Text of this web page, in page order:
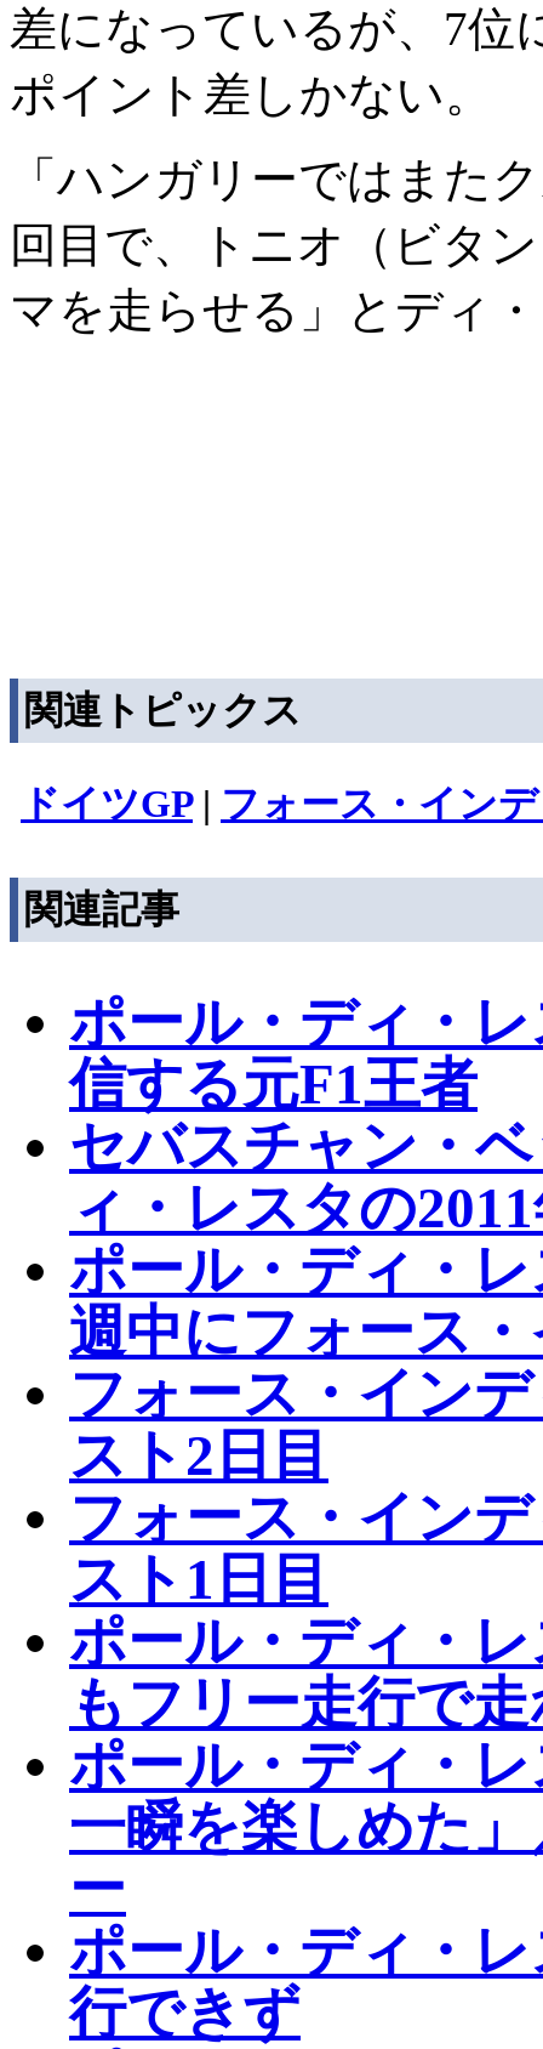
差になっているが、7位
ポイント差しかない。
「ハンガリーではまた
回目で、トニオ（ビタ
マを走らせる」とディ
関連トピックス
ドイツGP| フォース・イン
関連記事
ポール・ディ・
信する元F1王者
セバスチャン・
ィ・レスタの
ポール・ディ・
週中にフォース
フォース・イン
スト2日目
フォース・イン
スト1日目
ポール・ディ・
もフリー走行で
ポール・ディ・
一瞬を楽しめた
ー
ポール・ディ・
行できず